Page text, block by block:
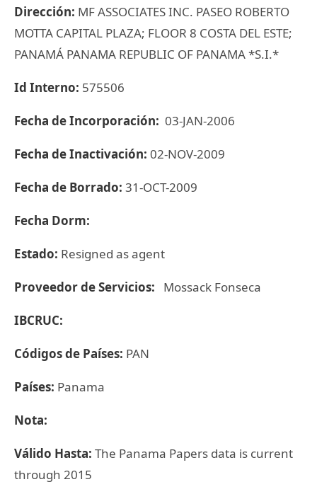
Dirección: MF ASSOCIATES INC. PASEO ROBERTO
MOTTA CAPITAL PLAZA; FLOOR 8 COSTA DEL ESTE;
PANAMÁ PANAMA REPUBLIC OF PANAMA *S.I.*
Id Interno: 575506
Fecha de Incorporación: 03-JAN-2006
Fecha de Inactivación: 02-NOV-2009
Fecha de Borrado: 31-OCT-2009
Fecha Dorm:
Estado: Resigned as agent
Proveedor de Servicios: Mossack Fonseca
IBCRUC:
Códigos de Países: PAN
Países: Panama
Nota:
Válido Hasta: The Panama Papers data is current
through 2015